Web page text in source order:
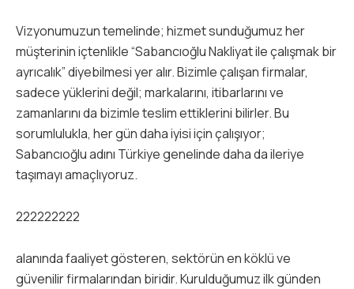
Vizyonumuzun temelinde; hizmet sunduğumuz her
müşterinin içtenlikle “Sabancıoğlu Nakliyat ile çalışmak bir
ayrıcalık” diyebilmesi yer alır. Bizimle çalışan firmalar,
sadece yüklerini değil; markalarını, itibarlarını ve
zamanlarını da bizimle teslim ettiklerini bilirler. Bu
sorumlulukla, her gün daha iyisi için çalışıyor;
Sabancıoğlu adını Türkiye genelinde daha da ileriye
taşımayı amaçlıyoruz.
222222222
alanında faaliyet gösteren, sektörün en köklü ve
güvenilir firmalarından biridir. Kurulduğumuz ilk günden